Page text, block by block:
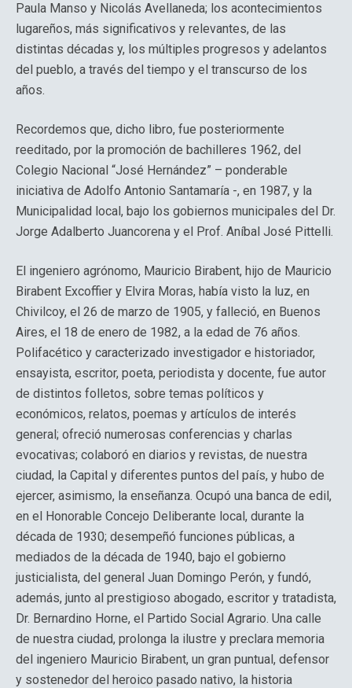
Paula Manso y Nicolás Avellaneda; los acontecimientos
lugareños, más significativos y relevantes, de las
distintas décadas y, los múltiples progresos y adelantos
del pueblo, a través del tiempo y el transcurso de los
años.
Recordemos que, dicho libro, fue posteriormente
reeditado, por la promoción de bachilleres 1962, del
Colegio Nacional “José Hernández” – ponderable
iniciativa de Adolfo Antonio Santamaría -, en 1987, y la
Municipalidad local, bajo los gobiernos municipales del Dr.
Jorge Adalberto Juancorena y el Prof. Aníbal José Pittelli.
El ingeniero agrónomo, Mauricio Birabent, hijo de Mauricio
Birabent Excoffier y Elvira Moras, había visto la luz, en
Chivilcoy, el 26 de marzo de 1905, y falleció, en Buenos
Aires, el 18 de enero de 1982, a la edad de 76 años.
Polifacético y caracterizado investigador e historiador,
ensayista, escritor, poeta, periodista y docente, fue autor
de distintos folletos, sobre temas políticos y
económicos, relatos, poemas y artículos de interés
general; ofreció numerosas conferencias y charlas
evocativas; colaboró en diarios y revistas, de nuestra
ciudad, la Capital y diferentes puntos del país, y hubo de
ejercer, asimismo, la enseñanza. Ocupó una banca de edil,
en el Honorable Concejo Deliberante local, durante la
década de 1930; desempeñó funciones públicas, a
mediados de la década de 1940, bajo el gobierno
justicialista, del general Juan Domingo Perón, y fundó,
además, junto al prestigioso abogado, escritor y tratadista,
Dr. Bernardino Horne, el Partido Social Agrario. Una calle
de nuestra ciudad, prolonga la ilustre y preclara memoria
del ingeniero Mauricio Birabent, un gran puntual, defensor
y sostenedor del heroico pasado nativo, la historia